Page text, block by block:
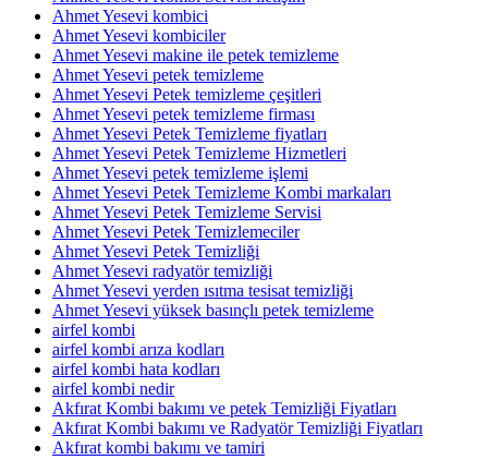
Ahmet Yesevi kombici
Ahmet Yesevi kombiciler
Ahmet Yesevi makine ile petek temizleme
Ahmet Yesevi petek temizleme
Ahmet Yesevi Petek temizleme çeşitleri
Ahmet Yesevi petek temizleme firması
Ahmet Yesevi Petek Temizleme fiyatları
Ahmet Yesevi Petek Temizleme Hizmetleri
Ahmet Yesevi petek temizleme işlemi
Ahmet Yesevi Petek Temizleme Kombi markaları
Ahmet Yesevi Petek Temizleme Servisi
Ahmet Yesevi Petek Temizlemeciler
Ahmet Yesevi Petek Temizliği
Ahmet Yesevi radyatör temizliği
Ahmet Yesevi yerden ısıtma tesisat temizliği
Ahmet Yesevi yüksek basınçlı petek temizleme
airfel kombi
airfel kombi arıza kodları
airfel kombi hata kodları
airfel kombi nedir
Akfırat Kombi bakımı ve petek Temizliği Fiyatları
Akfırat Kombi bakımı ve Radyatör Temizliği Fiyatları
Akfırat kombi bakımı ve tamiri